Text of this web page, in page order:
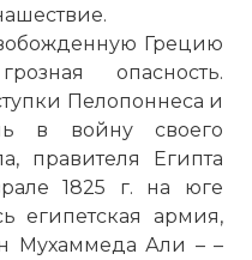
Грецию
опасность.
Пелопоннеса и
в войну своего
правителя Египта
1825 г. на юге
египетская армия,
Мухаммеда Али – –